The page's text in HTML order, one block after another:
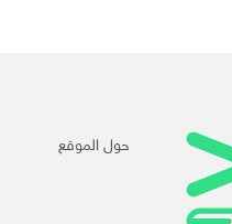
حول الموقع